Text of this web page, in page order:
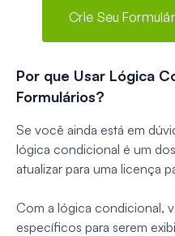
Crie Seu
Por que Usar Lógica
Formulários?
Se você ainda está em
lógica condicional é um
atualizar para uma licença
Com a lógica condicional,
específicos para serem